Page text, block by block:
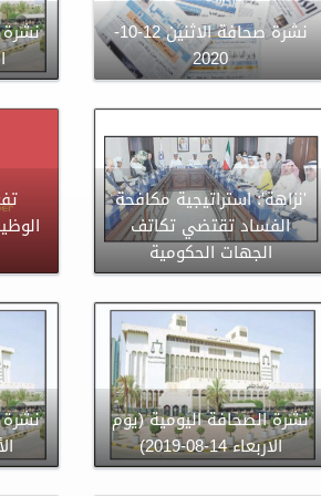
نشرة
نشرة صحافة الاثنين 12-10-
2020
'نزاهة': استراتيجية مكافحة
الفساد تقتضي تكاتف
الجهات الحكومية
نشرة
نشرة الصحافة اليومية (يوم
الاربعاء 14-08-2019)